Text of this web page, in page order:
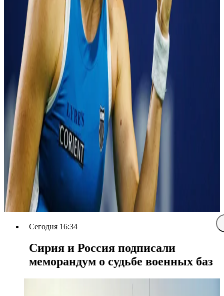
Сегодня 16:34
Сирия и Россия подписали
меморандум о судьбе военных баз